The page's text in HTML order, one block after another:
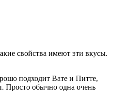
свойства имеют эти вкусы.
подходит Вате и Питте,
Просто обычно одна очень